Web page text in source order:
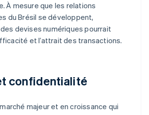
À mesure que les relations
du Brésil se développent,
devises numériques pourrait
et l’attrait des transactions.
confidentialité
majeur et en croissance qui